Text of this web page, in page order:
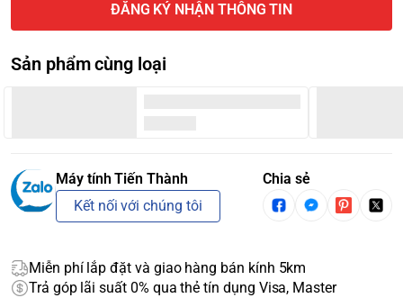
ĐĂNG KÝ NHẬN THÔNG TIN
Sản phẩm cùng loại
Máy tính Tiến Thành
Kết nối với chúng tôi
Chia sẻ
Miễn phí lắp đặt và giao hàng bán kính 5km
Trả góp lãi suất 0% qua thẻ tín dụng Visa, Master